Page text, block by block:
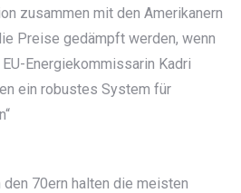
zusammen mit den Amerikanern
Preise gedämpft werden, wenn
Energiekommissarin Kadri
ein robustes System für
70ern halten die meisten